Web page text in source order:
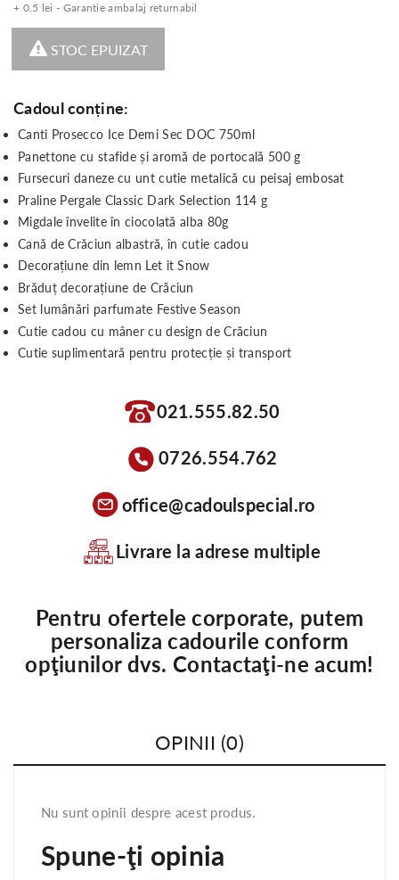
+ 0.5 lei - Garantie ambalaj returnabil
STOC EPUIZAT
Cadoul conține:
Canti Prosecco Ice Demi Sec DOC 750ml
Panettone cu stafide și aromă de portocală 500 g
Fursecuri daneze cu unt cutie metalică cu peisaj embosat
Praline Pergale Classic Dark Selection 114 g
Migdale învelite în ciocolată alba 80g
Cană de Crăciun albastră, în cutie cadou
Decorațiune din lemn Let it Snow
Brăduț decorațiune de Crăciun
Set lumânări parfumate Festive Season
Cutie cadou cu mâner cu design de Crăciun
Cutie suplimentară pentru protecție și transport
021.555.82.50
0726.554.762
office@cadoulspecial.ro
Livrare la adrese multiple
Pentru ofertele corporate, putem
personaliza cadourile conform
opţiunilor dvs. Contactaţi-ne acum!
OPINII (0)
Nu sunt opinii despre acest produs.
Spune-ţi opinia